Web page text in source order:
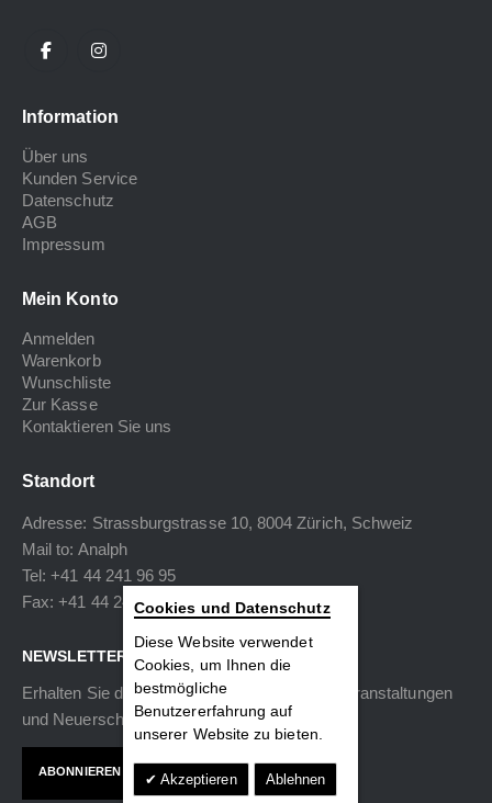
Information
Über uns
Kunden Service
Datenschutz
AGB
Impressum
Mein Konto
Anmelden
Warenkorb
Wunschliste
Zur Kasse
Kontaktieren Sie uns
Standort
Adresse: Strassburgstrasse 10, 8004 Zürich, Schweiz
Mail to: Analph
Tel: +41 44 241 96 95
Fax: +41 44 240 34 40
NEWSLETTER
Erhalten Sie die neuesten Informationen zu Veranstaltungen
und Neuerscheinungen.
ABONNIEREN
Cookies und Datenschutz
Diese Website verwendet
Cookies, um Ihnen die
bestmögliche
Benutzererfahrung auf
unserer Website zu bieten.
Akzeptieren Ablehnen